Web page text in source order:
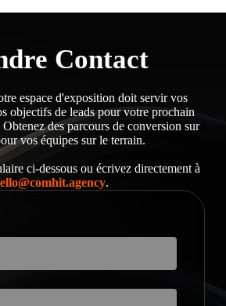
Contact
espace d'exposition doit servir vos
objectifs de leads pour votre prochain
des parcours de conversion sur
vos équipes sur le terrain.
ci-dessous ou écrivez directement à
.